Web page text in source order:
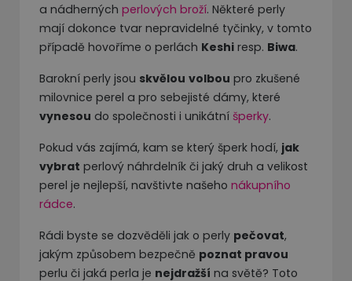
a nádherných perlových broží. Některé perly
mají dokonce tvar nepravidelné tyčinky, v tomto
případě hovoříme o perlách Keshi resp. Biwa.
Barokní perly jsou skvělou volbou pro zkušené
milovnice perel a pro sebejisté dámy, které
vynesou do společnosti i unikátní šperky.
Pokud vás zajímá, kam se který šperk hodí, jak
vybrat perlový náhrdelník či jaký druh a velikost
perel je nejlepší, navštivte našeho nákupního
rádce.
Rádi byste se dozvěděli jak o perly pečovat,
jakým způsobem bezpečně poznat pravou
perlu či jaká perla je nejdražší na světě? Toto